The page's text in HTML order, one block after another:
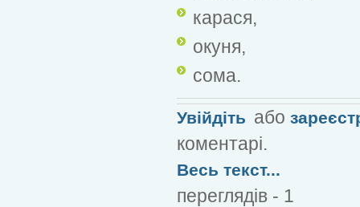
карася,
окуня,
сома.
Увійдіть або
коментарі.
Весь текст...
переглядів - 1